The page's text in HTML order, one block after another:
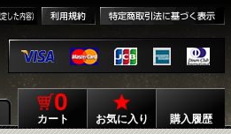
0
カート お気に入り 購入履歴